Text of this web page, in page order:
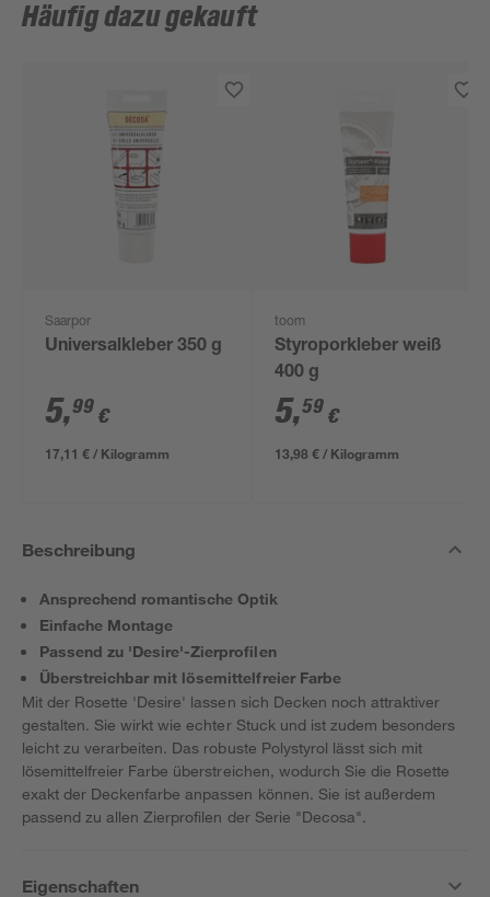
Häufig dazu gekauft
Saarpor
Universalkleber 350 g
5,99 €
17,11 € / Kilogramm
toom
Styroporkleber weiß
400 g
5,59 €
13,98 € / Kilogramm
Beschreibung
Ansprechend romantische Optik
Einfache Montage
Passend zu 'Desire'-Zierprofilen
Überstreichbar mit lösemittelfreier Farbe
Mit der Rosette 'Desire' lassen sich Decken noch attraktiver
gestalten. Sie wirkt wie echter Stuck und ist zudem besonders
leicht zu verarbeiten. Das robuste Polystyrol lässt sich mit
lösemittelfreier Farbe überstreichen, wodurch Sie die Rosette
exakt der Deckenfarbe anpassen können. Sie ist außerdem
passend zu allen Zierprofilen der Serie "Decosa".
Eigenschaften